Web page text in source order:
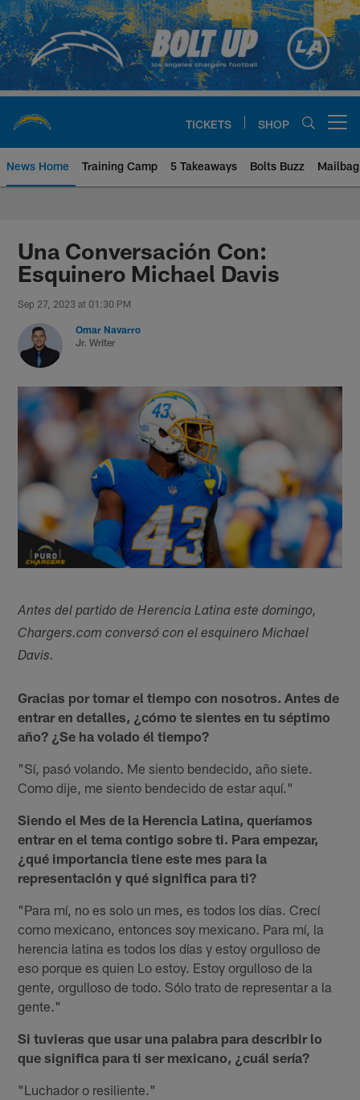
Skip
to
main
content
TICKETS SHOP
News Home Training Camp 5 Takeaways Bolts Buzz Mailbag
Chargers Official Site | Los
Una Conversación Con:
Esquinero Michael Davis
Sep 27, 2023 at 01:30 PM
Omar Navarro
Jr. Writer
Antes del partido de Herencia Latina este domingo,
Chargers.com conversó con el esquinero Michael
Davis.
Gracias por tomar el tiempo con nosotros. Antes de
entrar en detalles, ¿cómo te sientes en tu séptimo
año? ¿Se ha volado él tiempo?
"Sí, pasó volando. Me siento bendecido, año siete.
Como dije, me siento bendecido de estar aquí."
Siendo el Mes de la Herencia Latina, queríamos
entrar en el tema contigo sobre ti. Para empezar,
¿qué importancia tiene este mes para la
representación y qué significa para ti?
"Para mí, no es solo un mes, es todos los días. Crecí
como mexicano, entonces soy mexicano. Para mí, la
herencia latina es todos los días y estoy orgulloso de
eso porque es quien Lo estoy. Estoy orgulloso de la
gente, orgulloso de todo. Sólo trato de representar a la
gente."
Si tuvieras que usar una palabra para describir lo
que significa para ti ser mexicano, ¿cuál sería?
"Luchador o resiliente."